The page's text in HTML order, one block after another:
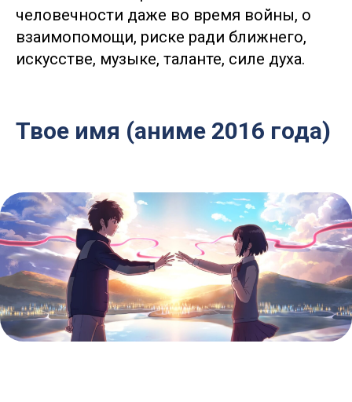
человечности даже во время войны, о
взаимопомощи, риске ради ближнего,
искусстве, музыке, таланте, силе духа.
Твое имя (аниме 2016 года)